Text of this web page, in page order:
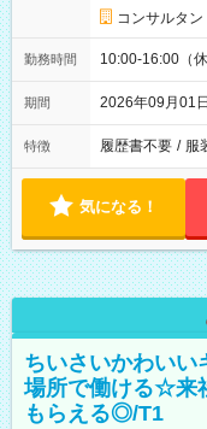
コンサルタ
勤務時間 10:00-16:00（
期間 2026年09月01
特徴 履歴書不要 / 服
気になる！
ちいさいかわいい
場所で働ける☆来
もらえる◎/T1